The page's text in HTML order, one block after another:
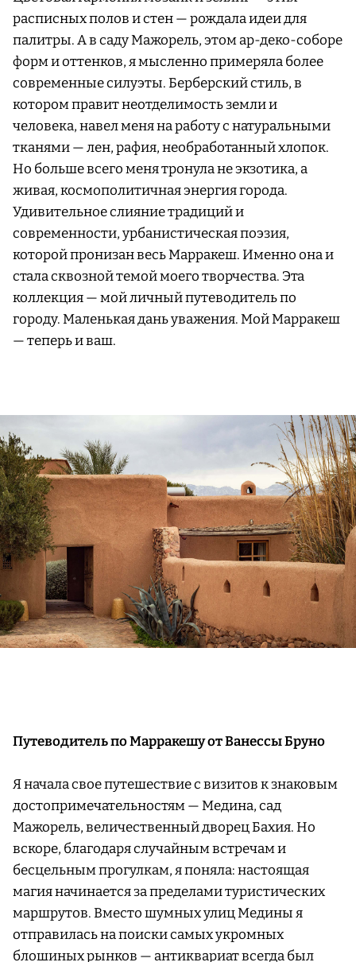
расписных полов и стен — рождала идеи для
палитры. А в саду Мажорель, этом ар-деко-соборе
форм и оттенков, я мысленно примеряла более
современные силуэты. Берберский стиль, в
котором правит неотделимость земли и
человека, навел меня на работу с натуральными
тканями — лен, рафия, необработанный хлопок.
Но больше всего меня тронула не экзотика, а
живая, космополитичная энергия города.
Удивительное слияние традиций и
современности, урбанистическая поэзия,
которой пронизан весь Марракеш. Именно она и
стала сквозной темой моего творчества. Эта
коллекция — мой личный путеводитель по
городу. Маленькая дань уважения. Мой Марракеш
— теперь и ваш.
Путеводитель по Марракешу от Ванессы Бруно
Я начала свое путешествие с визитов к знаковым
достопримечательностям — Медина, сад
Мажорель, величественный дворец Бахия. Но
вскоре, благодаря случайным встречам и
бесцельным прогулкам, я поняла: настоящая
магия начинается за пределами туристических
маршрутов. Вместо шумных улиц Медины я
отправилась на поиски самых укромных
блошиных рынков — антиквариат всегда был